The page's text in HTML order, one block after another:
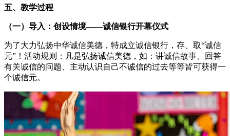
五、教学过程
（一）导入：创设情境——诚信银行开幕仪式
为了大力弘扬中华诚信美德，特成立诚信银行，存、取“诚信
元”！活动规则：凡是弘扬诚信美德，如：讲诚信故事、回答
有关诚信的问题、主动认识自己不诚信的过去等等皆可获得一
个诚信元。